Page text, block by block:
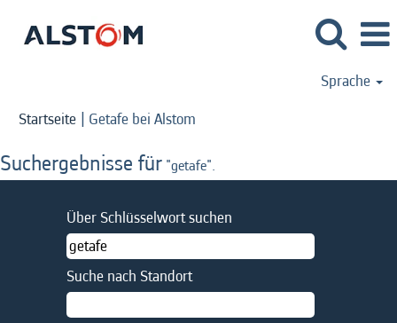
Sprache
Startseite | Getafe bei Alstom
Suchergebnisse für "getafe".
Über Schlüsselwort suchen
Suche nach Standort